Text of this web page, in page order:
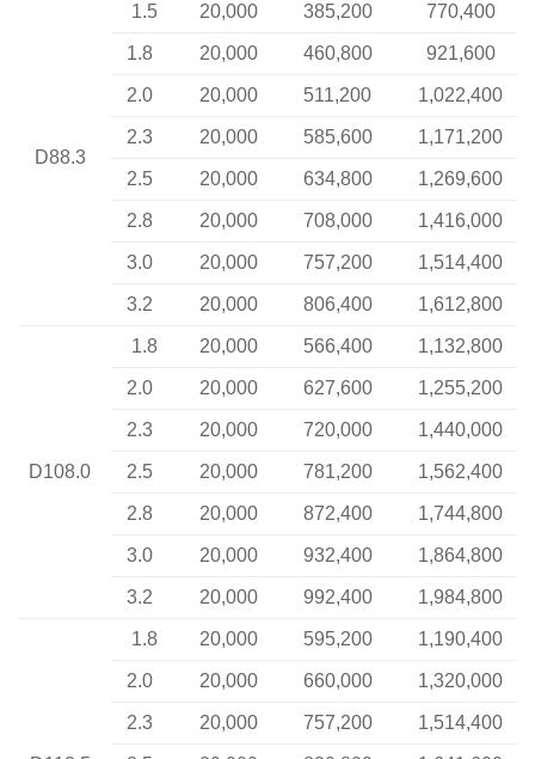
D88.3
1.5 20,000 385,200 770,400
1.8 20,000 460,800 921,600
2.0 20,000 511,200 1,022,400
2.3 20,000 585,600 1,171,200
2.5 20,000 634,800 1,269,600
2.8 20,000 708,000 1,416,000
3.0 20,000 757,200 1,514,400
3.2 20,000 806,400 1,612,800
D108.0
1.8 20,000 566,400 1,132,800
2.0 20,000 627,600 1,255,200
2.3 20,000 720,000 1,440,000
2.5 20,000 781,200 1,562,400
2.8 20,000 872,400 1,744,800
3.0 20,000 932,400 1,864,800
3.2 20,000 992,400 1,984,800
1.8 20,000 595,200 1,190,400
2.0 20,000 660,000 1,320,000
2.3 20,000 757,200 1,514,400